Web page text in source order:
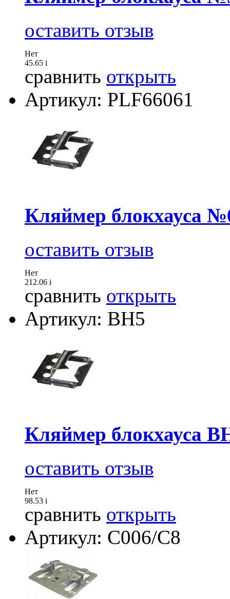
оставить отзыв
Нет
45.65 i
сравнить открыть
Артикул: PLF66061
Кляймер блокхауса
оставить отзыв
Нет
212.06 i
сравнить открыть
Артикул: ВН5
Кляймер блокхауса
оставить отзыв
Нет
98.53 i
сравнить открыть
Артикул: С006/С8